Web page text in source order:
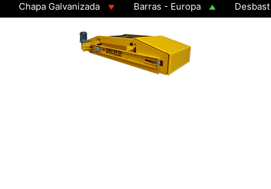
Chapa Galvanizada Barras - Europa
Desbaste -